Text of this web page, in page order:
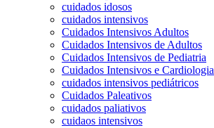
cuidados idosos
cuidados intensivos
Cuidados Intensivos Adultos
Cuidados Intensivos de Adultos
Cuidados Intensivos de Pediatria
Cuidados Intensivos e Cardiologia
cuidados intensivos pediátricos
Cuidados Paleativos
cuidados paliativos
cuidaos intensivos